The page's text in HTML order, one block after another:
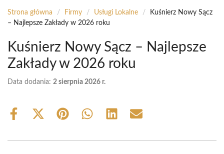
Strona główna / Firmy / Usługi Lokalne /
Kuśnierz Nowy Sącz
– Najlepsze Zakłady w 2026 roku
Kuśnierz Nowy Sącz – Najlepsze
Zakłady w 2026 roku
Data dodania: 2 sierpnia 2026 r.
Share
Share
(Twitter)
Share Share Share Share